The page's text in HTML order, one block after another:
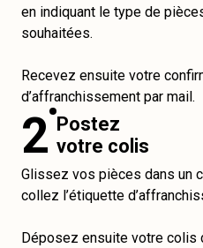
en indiquant le type de
souhaitées.
Recevez ensuite votre
d’affranchissement par mail.
2 Postez
votre colis
Glissez vos pièces dans un
collez l’étiquette
Déposez ensuite votre colis